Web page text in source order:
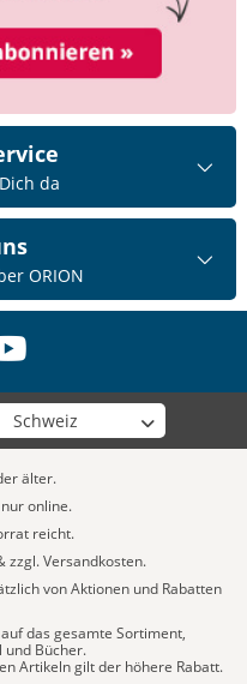
da
ORION
deinen Shop
älter.
online.
reicht.
zzgl. Versandkosten.
von Aktionen und Rabatten
das gesamte Sortiment,
Bücher.
Artikeln gilt der höhere Rabatt.